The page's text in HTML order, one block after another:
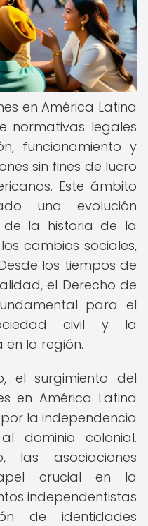
en América Latina
normativas legales
funcionamiento y
sin fines de lucro
Este ámbito
una evolución
la historia de la
cambios sociales,
los tiempos de
el Derecho de
para el
civil y la
la región.
el surgimiento del
en América Latina
la independencia
dominio colonial.
las asociaciones
crucial en la
independentistas
de identidades